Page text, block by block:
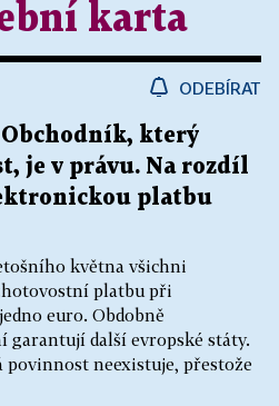
karta
ODEBÍRAT
který
je v právu. Na rozdíl
platbu
května všichni
platbu při
euro. Obdobně
garantují další evropské státy.
povinnost neexistuje, přestože